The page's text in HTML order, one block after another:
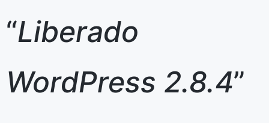
“Liberado
WordPress 2.8.4”